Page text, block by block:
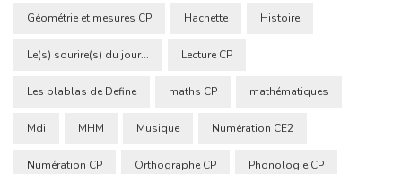
Géométrie et mesures CP Hachette Histoire
Le(s) sourire(s) du jour... Lecture CP
Les blablas de Define maths CP mathématiques
Mdi MHM Musique Numération CE2
Numération CP Orthographe CP Phonologie CP